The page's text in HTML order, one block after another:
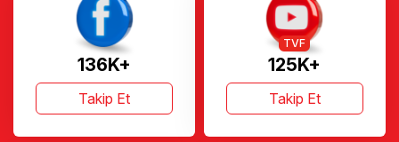
136K+
Takip Et
125K+
TVF
Takip Et